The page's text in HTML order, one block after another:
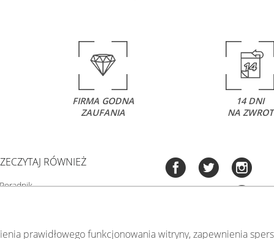
prawidłowego funkcjonowania witryny, zapewnienia
FIRMA GODNA
ZAUFANIA
14 DNI
NA ZWROT
RÓWNIEŻ
Poradnik
Mapa strony
535 505 106